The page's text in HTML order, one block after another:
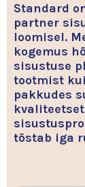
Standard
partner
loomisel.
kogemus
sisustuse
tootmist
pakkudes
kvaliteetset
tõstab iga